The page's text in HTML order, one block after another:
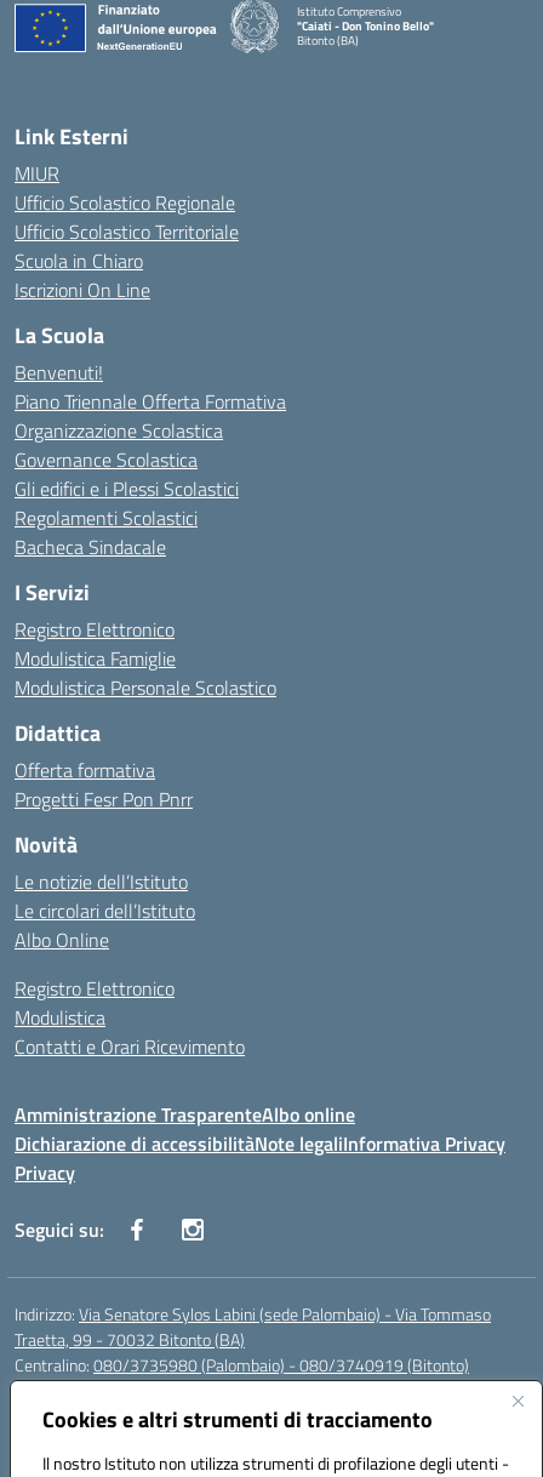
Cookies e altri strumenti di tracciamento
Il nostro Istituto non utilizza strumenti di profilazione degli utenti -
Istituto Comprensivo
"Caiati - Don Tonino Bello"
Bitonto (BA)
Link Esterni
MIUR
Ufficio Scolastico Regionale
Ufficio Scolastico Territoriale
Scuola in Chiaro
Iscrizioni On Line
La Scuola
Benvenuti!
Piano Triennale Offerta Formativa
Organizzazione Scolastica
Governance Scolastica
Gli edifici e i Plessi Scolastici
Regolamenti Scolastici
Bacheca Sindacale
I Servizi
Registro Elettronico
Modulistica Famiglie
Modulistica Personale Scolastico
Didattica
Offerta formativa
Progetti Fesr Pon Pnrr
Novità
Le notizie dell’Istituto
Le circolari dell’Istituto
Albo Online
Registro Elettronico
Modulistica
Contatti e Orari Ricevimento
Amministrazione TrasparenteAlbo online
Dichiarazione di accessibilitàNote legaliInformativa Privacy
Privacy
Seguici su:
Indirizzo:Via Senatore Sylos Labini (sede Palombaio) - Via Tommaso
Traetta, 99 - 70032 Bitonto (BA)
Centralino:080/3735980 (Palombaio) - 080/3740919 (Bitonto)
Email:
Posta elettronica certificata (PEC):baic80800a@pec.istruzione.it
Codice fiscale: 93360210723